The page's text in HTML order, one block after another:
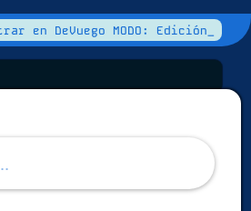
en DeVuego MODO: Edición_